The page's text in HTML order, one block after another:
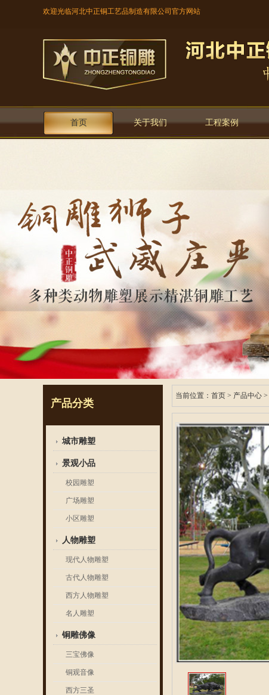
欢迎光临河北中正铜工艺品制造有限公司官方网站
首页 关于我们 工程案例
产品分类
城市雕塑
景观小品
校园雕塑
广场雕塑
小区雕塑
人物雕塑
现代人物雕塑
古代人物雕塑
西方人物雕塑
名人雕塑
铜雕佛像
三宝佛像
铜观音像
西方三圣
当前位置： 首页 > 产品中心 >